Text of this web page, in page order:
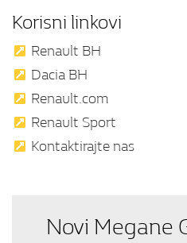
Korisni linkovi
Renault BH
Dacia BH
Renault.com
Renault Sport
Kontaktirajte nas
Novi Megane